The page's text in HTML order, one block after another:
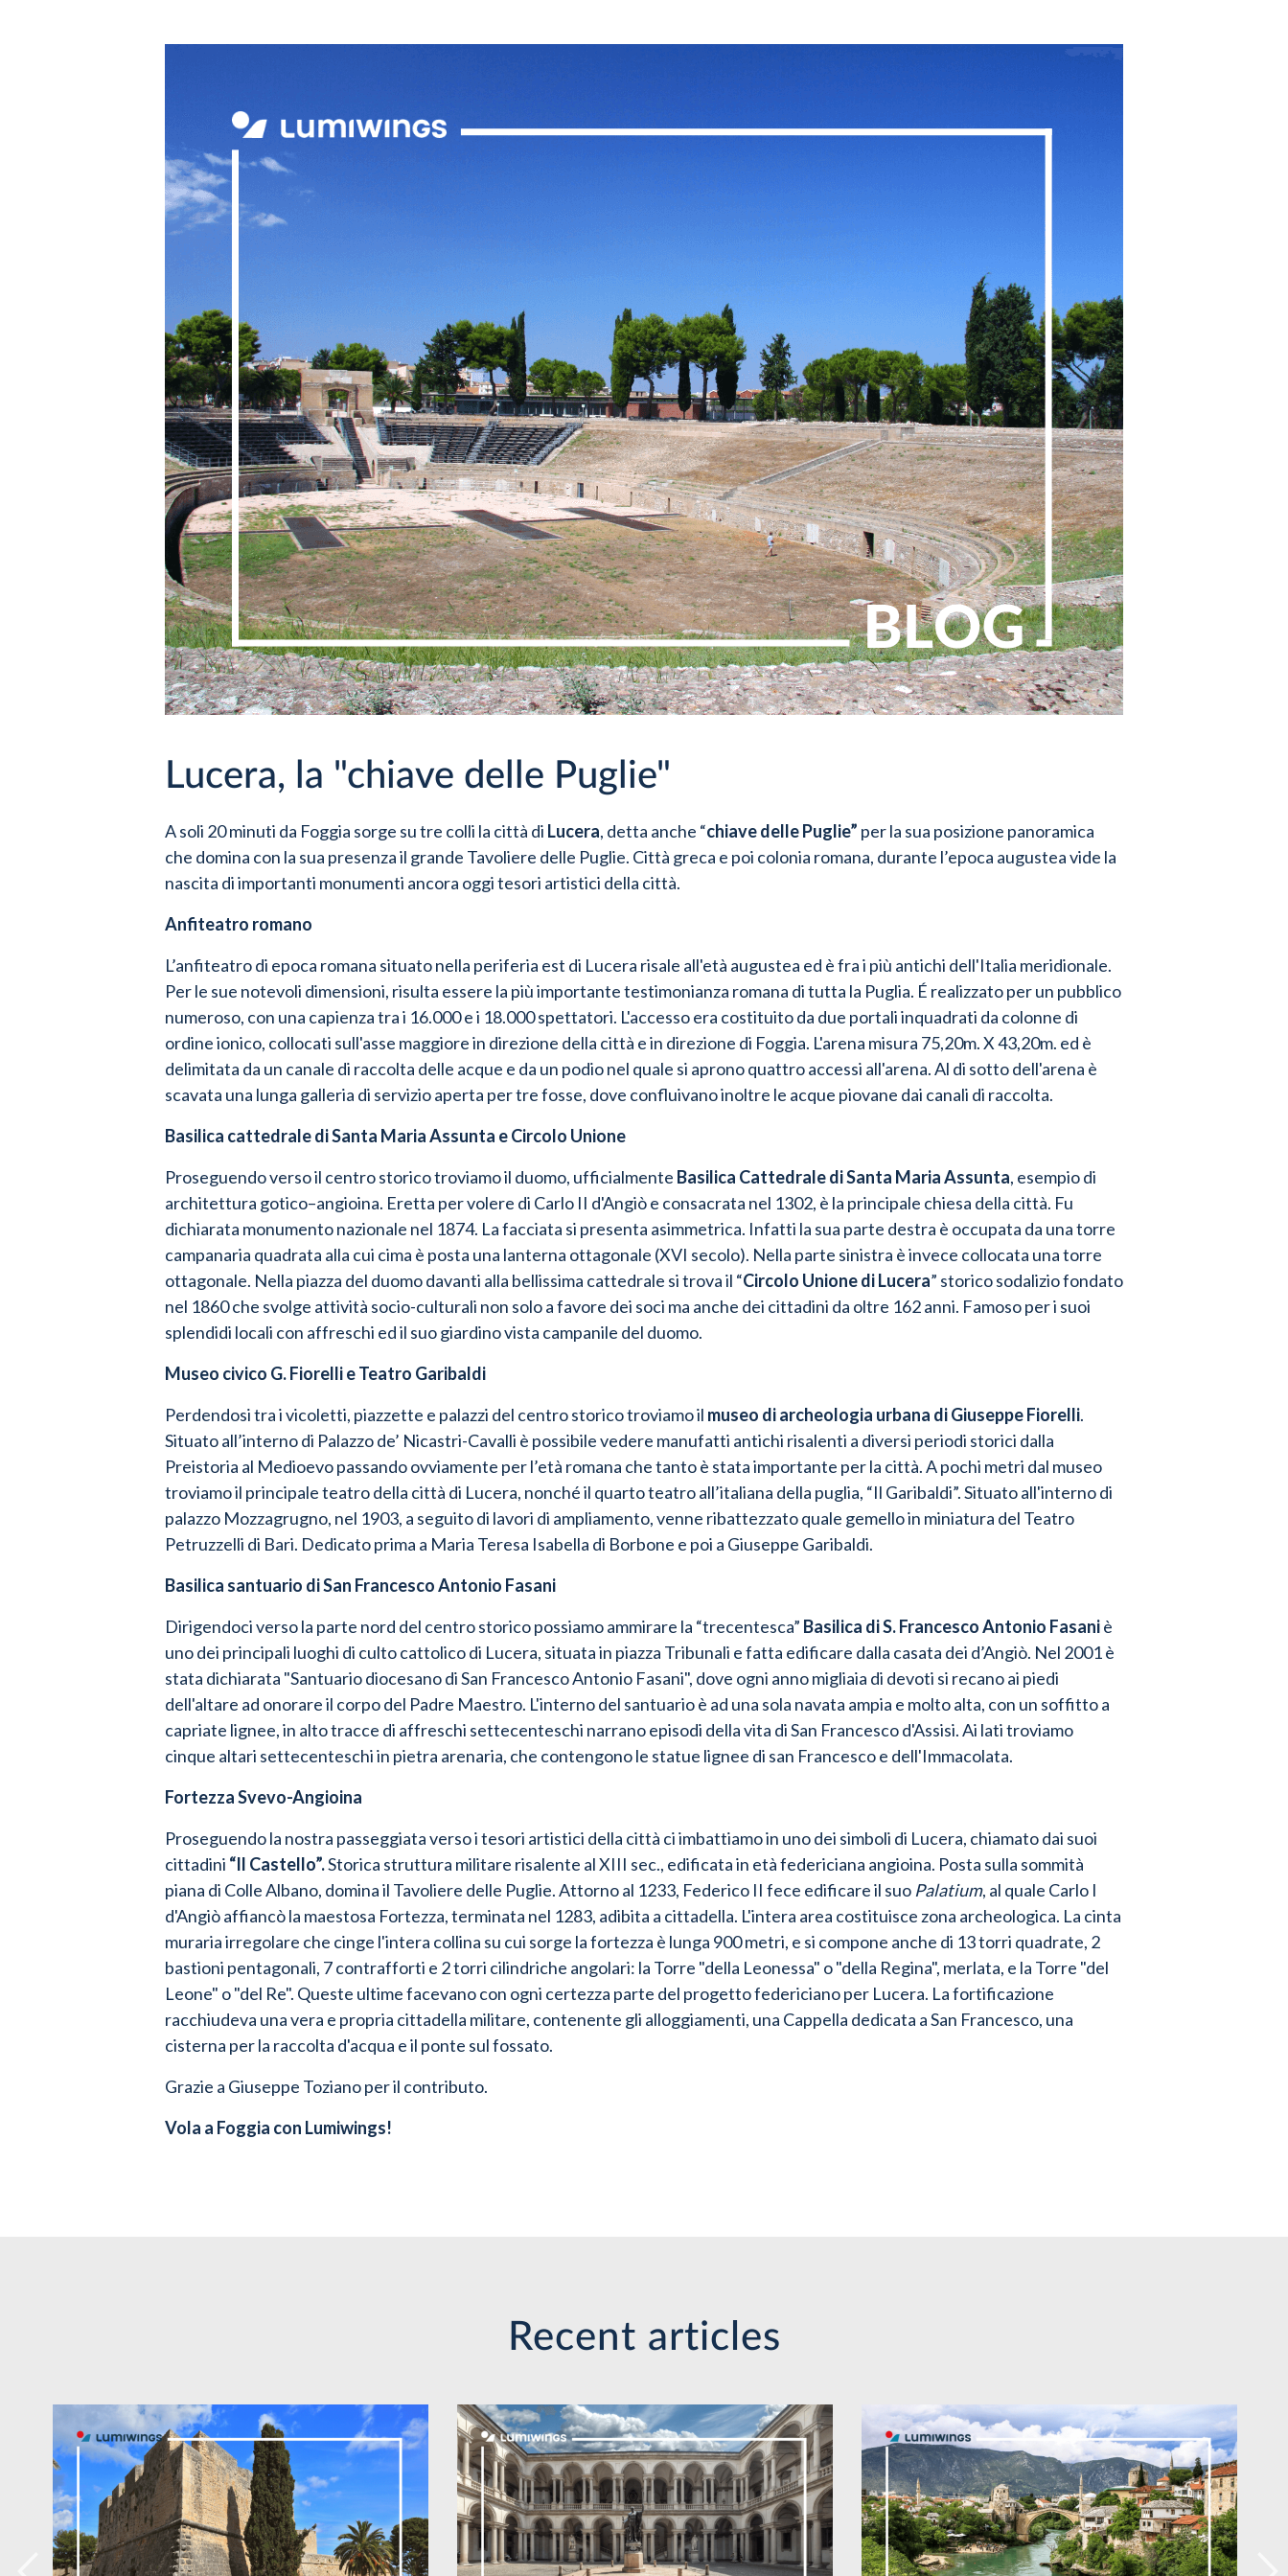
Lucera, la "chiave delle Puglie"
A soli 20 minuti da Foggia sorge su tre colli la città di Lucera, detta anche “chiave delle Puglie” per la sua posizione panoramica
che domina con la sua presenza il grande Tavoliere delle Puglie. Città greca e poi colonia romana, durante l’epoca augustea vide la
nascita di importanti monumenti ancora oggi tesori artistici della città.
Anfiteatro romano
L’anfiteatro di epoca romana situato nella periferia est di Lucera risale all'età augustea ed è fra i più antichi dell'Italia meridionale.
Per le sue notevoli dimensioni, risulta essere la più importante testimonianza romana di tutta la Puglia. É realizzato per un pubblico
numeroso, con una capienza tra i 16.000 e i 18.000 spettatori. L'accesso era costituito da due portali inquadrati da colonne di
ordine ionico, collocati sull'asse maggiore in direzione della città e in direzione di Foggia. L'arena misura 75,20m. X 43,20m. ed è
delimitata da un canale di raccolta delle acque e da un podio nel quale si aprono quattro accessi all'arena. Al di sotto dell'arena è
scavata una lunga galleria di servizio aperta per tre fosse, dove confluivano inoltre le acque piovane dai canali di raccolta.
Basilica cattedrale di Santa Maria Assunta e Circolo Unione
Proseguendo verso il centro storico troviamo il duomo, ufficialmente Basilica Cattedrale di Santa Maria Assunta, esempio di
architettura gotico–angioina. Eretta per volere di Carlo II d'Angiò e consacrata nel 1302, è la principale chiesa della città. Fu
dichiarata monumento nazionale nel 1874. La facciata si presenta asimmetrica. Infatti la sua parte destra è occupata da una torre
campanaria quadrata alla cui cima è posta una lanterna ottagonale (XVI secolo). Nella parte sinistra è invece collocata una torre
ottagonale. Nella piazza del duomo davanti alla bellissima cattedrale si trova il “Circolo Unione di Lucera” storico sodalizio fondato
nel 1860 che svolge attività socio-culturali non solo a favore dei soci ma anche dei cittadini da oltre 162 anni. Famoso per i suoi
splendidi locali con affreschi ed il suo giardino vista campanile del duomo.
Museo civico G. Fiorelli e Teatro Garibaldi
Perdendosi tra i vicoletti, piazzette e palazzi del centro storico troviamo il museo di archeologia urbana di Giuseppe Fiorelli.
Situato all’interno di Palazzo de’ Nicastri-Cavalli è possibile vedere manufatti antichi risalenti a diversi periodi storici dalla
Preistoria al Medioevo passando ovviamente per l’età romana che tanto è stata importante per la città. A pochi metri dal museo
troviamo il principale teatro della città di Lucera, nonché il quarto teatro all’italiana della puglia, “Il Garibaldi”. Situato all'interno di
palazzo Mozzagrugno, nel 1903, a seguito di lavori di ampliamento, venne ribattezzato quale gemello in miniatura del Teatro
Petruzzelli di Bari. Dedicato prima a Maria Teresa Isabella di Borbone e poi a Giuseppe Garibaldi.
Basilica santuario di San Francesco Antonio Fasani
Dirigendoci verso la parte nord del centro storico possiamo ammirare la “trecentesca” Basilica di S. Francesco Antonio Fasaniè
uno dei principali luoghi di culto cattolico di Lucera, situata in piazza Tribunali e fatta edificare dalla casata dei d’Angiò. Nel 2001 è
stata dichiarata "Santuario diocesano di San Francesco Antonio Fasani", dove ogni anno migliaia di devoti si recano ai piedi
dell'altare ad onorare il corpo del Padre Maestro. L'interno del santuario è ad una sola navata ampia e molto alta, con un soffitto a
capriate lignee, in alto tracce di affreschi settecenteschi narrano episodi della vita di San Francesco d'Assisi.Ai lati troviamo
cinque altari settecenteschi in pietra arenaria, che contengono le statue lignee di san Francesco e dell'Immacolata.
Fortezza Svevo-Angioina
Proseguendo la nostra passeggiata verso i tesori artistici della città ci imbattiamo in uno dei simboli di Lucera, chiamato dai suoi
cittadini “Il Castello”.Storica struttura militare risalente al XIII sec., edificata in età federiciana angioina. Posta sulla sommità
piana di Colle Albano, domina il Tavoliere delle Puglie.Attorno al 1233, Federico II fece edificare il suo Palatium, al quale Carlo I
d'Angiò affiancò la maestosa Fortezza, terminata nel 1283, adibita a cittadella. L'intera area costituisce zona archeologica. La cinta
muraria irregolare che cinge l'intera collina su cui sorge la fortezza è lunga 900 metri, e si compone anche di 13 torri quadrate, 2
bastioni pentagonali, 7 contrafforti e 2 torri cilindriche angolari: la Torre "della Leonessa" o "della Regina", merlata, e la Torre "del
Leone" o "del Re". Queste ultime facevano con ogni certezza parte del progetto federiciano per Lucera. La fortificazione
racchiudeva una vera e propria cittadella militare, contenente gli alloggiamenti, una Cappella dedicata a San Francesco, una
cisterna per la raccolta d'acqua e il ponte sul fossato.
Grazie a Giuseppe Toziano per il contributo.
Vola a Foggia con Lumiwings!
Recent articles